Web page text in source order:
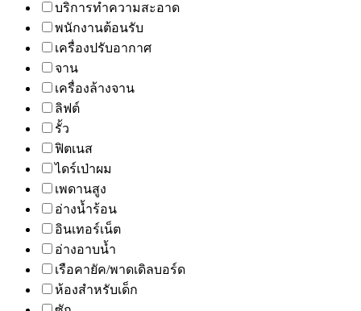
บริการทำความสะอาด
พนักงานต้อนรับ
เครื่องปรับอากาศ
จาน
เครื่องล้างจาน
ลิฟต์
รั้ว
ฟิตเนส
ไดร์เป่าผม
เพดานสูง
อ่างน้ำร้อน
อินเทอร์เน็ต
อ่างอาบน้ำ
เรือคายัค/พาดเดิลบอร์ด
ห้องสำหรับเด็ก